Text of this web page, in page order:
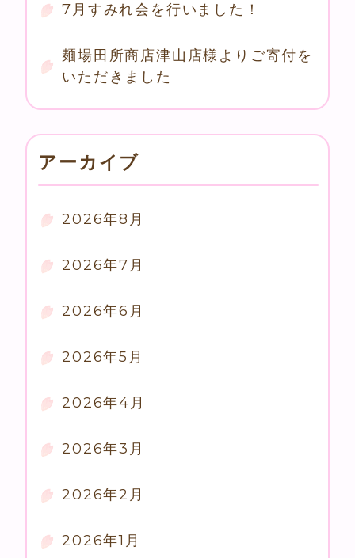
7月すみれ会を行いました！
麺場田所商店津山店様よりご寄付を
いただきました
アーカイブ
2026年8月
2026年7月
2026年6月
2026年5月
2026年4月
2026年3月
2026年2月
2026年1月